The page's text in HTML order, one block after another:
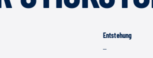
Entstehung
–